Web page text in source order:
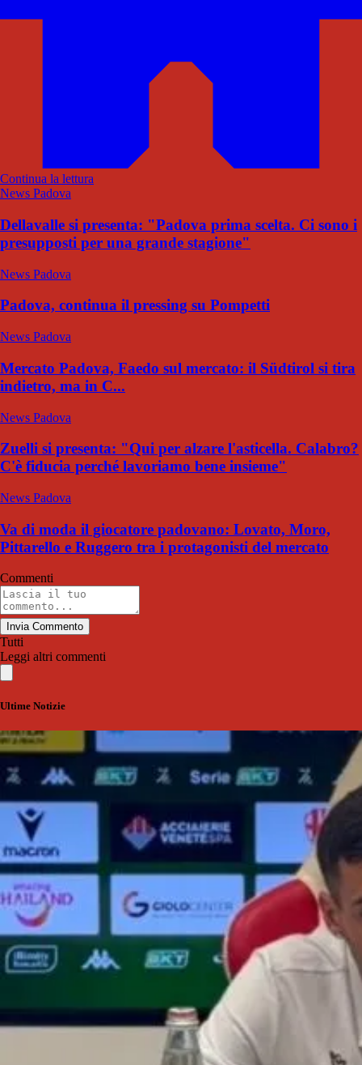
Continua la lettura
News Padova
Dellavalle si presenta: "Padova prima scelta. Ci sono i
presupposti per una grande stagione"
News Padova
Padova, continua il pressing su Pompetti
News Padova
Mercato Padova, Faedo sul mercato: il Südtirol si tira
indietro, ma in C...
News Padova
Zuelli si presenta: "Qui per alzare l'asticella. Calabro?
C'è fiducia perché lavoriamo bene insieme"
News Padova
Va di moda il giocatore padovano: Lovato, Moro,
Pittarello e Ruggero tra i protagonisti del mercato
Commenti
Invia Commento
Tutti
Leggi altri commenti
Ultime Notizie